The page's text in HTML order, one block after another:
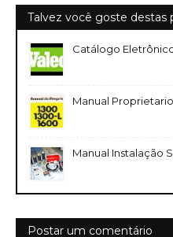
Talvez você goste destas
Catálogo
Manual Proprietario
Manual Instalação
Postar um comentário